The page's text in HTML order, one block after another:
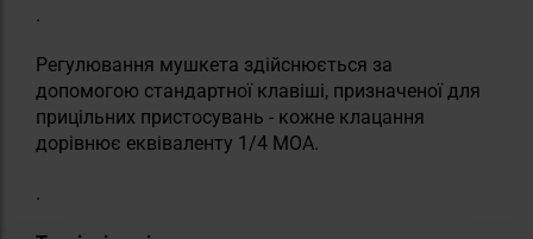
.
Регулювання мушкета здійснюється за
допомогою стандартної клавіші, призначеної для
прицільних пристосувань - кожне клацання
дорівнює еквіваленту 1/4 МОА.
.